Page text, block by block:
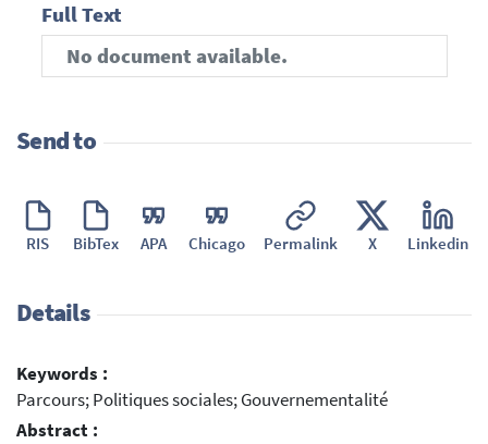
Full Text
No document available.
Send to
RIS BibTex APA Chicago Permalink X Linkedin
Details
Keywords :
Parcours; Politiques sociales; Gouvernementalité
Abstract :